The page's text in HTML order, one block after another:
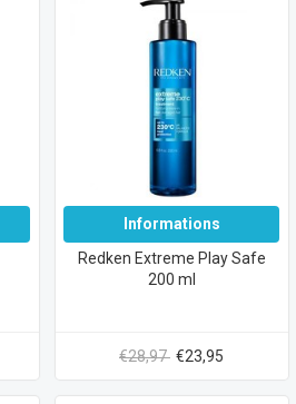
Informations
Redken Extreme Play Safe
200 ml
€28,97 €23,95